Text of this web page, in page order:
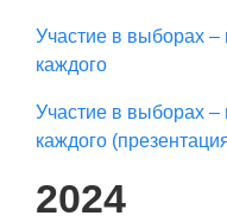
Участие в выборах –
каждого
Участие в выборах –
каждого
2024